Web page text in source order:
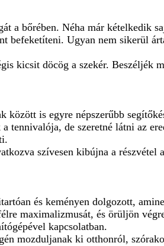
a bőrében. Néha már kételkedik
Ugyan nem sikerül
kicsit döcög a szekér. Beszéljék
között is egyre népszerűbb
tennivalója, de szeretné látni az
szívesen kibújna a részvétel
és keményen dolgozott,
maximalizmusát, és örüljön
kapcsolatban.
mozduljanak ki otthonról,